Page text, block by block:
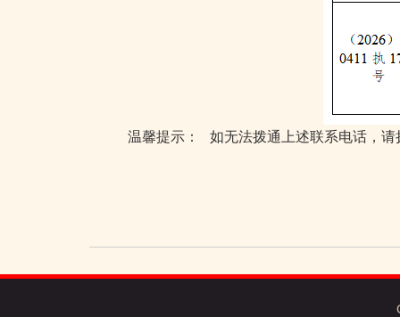
温馨提示： 如无法拨通上述联系电话，